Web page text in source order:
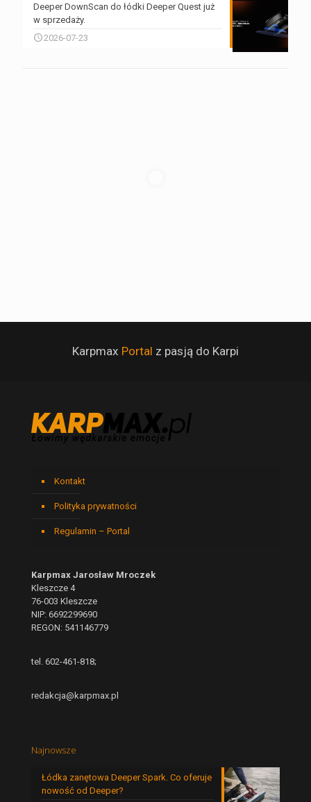
Deeper DownScan do łódki Deeper Quest już
w sprzedaży.
2026-07-23
Karpmax Portal z pasją do Karpi
Kontakt
Polityka prywatności
Regulamin – Portal
Karpmax Jarosław Mroczek
Kleszcze 4
76-003 Kleszcze
NIP: 6692299690
REGON: 541146779
tel. 602-461-818;
redakcja@karpmax.pl
Najnowsze
Łódka zanętowa Deeper Spark. Co oferuje
nowość od Deeper?